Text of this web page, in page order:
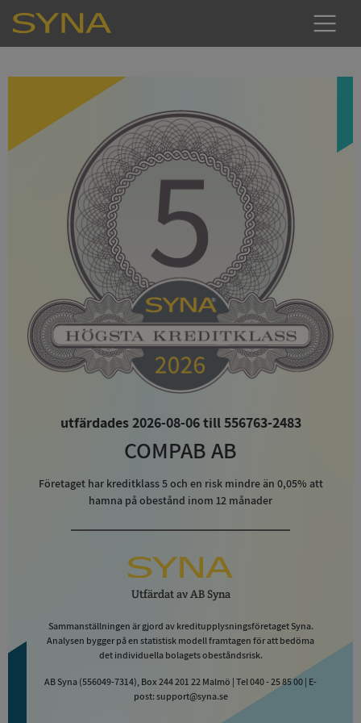
utfärdades 2026-08-06 till 556763-2483
COMPAB AB
Företaget har kreditklass5och en risk mindre än 0,05% att
hamna på obestånd inom 12 månader
Utfärdat avAB Syna
Sammanställningen är gjord av kreditupplysningsföretaget Syna.
Analysen bygger på en statistisk modell framtagen för att bedöma
det individuella bolagets obeståndsrisk.
AB Syna (556049-7314), Box 244 201 22 Malmö | Tel 040 - 25 85 00 | E-
post: support@syna.se